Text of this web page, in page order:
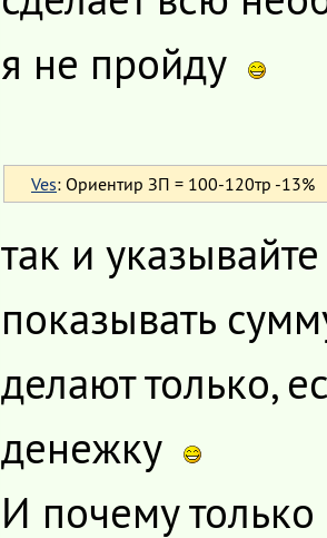
я не пройду
Ves: Ориентир ЗП = 100-120тр -13%
так и
показывать
делают только,
денежку
И почему